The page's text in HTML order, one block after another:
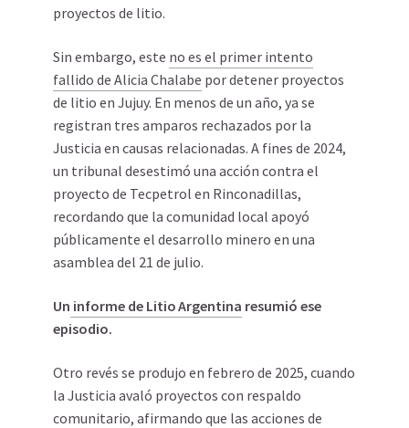
proyectos de litio.
Sin embargo, este no es el primer intento
fallido de Alicia Chalabe por detener proyectos
de litio en Jujuy. En menos de un año, ya se
registran tres amparos rechazados por la
Justicia en causas relacionadas. A fines de 2024,
un tribunal desestimó una acción contra el
proyecto de Tecpetrol en Rinconadillas,
recordando que la comunidad local apoyó
públicamente el desarrollo minero en una
asamblea del 21 de julio.
Un informe de Litio Argentina resumió ese
episodio.
Otro revés se produjo en febrero de 2025, cuando
la Justicia avaló proyectos con respaldo
comunitario, afirmando que las acciones de